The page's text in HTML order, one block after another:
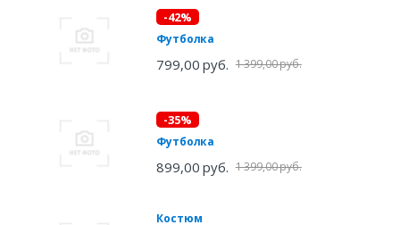
-42%
Футболка
799,00 руб. 1 399,00 руб.
-35%
Футболка
899,00 руб. 1 399,00 руб.
Костюм